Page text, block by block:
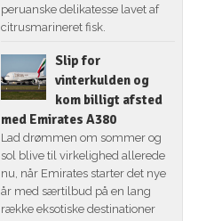
peruanske delikatesse lavet af
citrusmarineret fisk.
Slip for
vinterkulden og
kom billigt afsted
med Emirates A380
Lad drømmen om sommer og
sol blive til virkelighed allerede
nu, når Emirates starter det nye
år med særtilbud på en lang
række eksotiske destinationer